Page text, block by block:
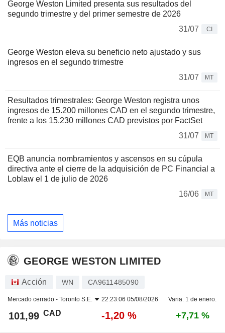
George Weston Limited presenta sus resultados del
segundo trimestre y del primer semestre de 2026
31/07
CI
George Weston eleva su beneficio neto ajustado y sus
ingresos en el segundo trimestre
31/07
MT
Resultados trimestrales: George Weston registra unos
ingresos de 15.200 millones CAD en el segundo trimestre,
frente a los 15.230 millones CAD previstos por FactSet
31/07
MT
EQB anuncia nombramientos y ascensos en su cúpula
directiva ante el cierre de la adquisición de PC Financial a
Loblaw el 1 de julio de 2026
16/06
MT
Más noticias
GEORGE WESTON LIMITED
Acción WN CA9611485090
Mercado cerrado - Toronto S.E. 22:23:06 05/08/2026 Varia. 1 de enero.
101,99 CAD -1,20 % +7,71 %